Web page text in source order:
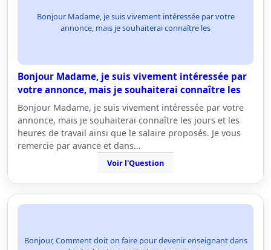
Bonjour Madame, je suis vivement intéressée par votre
annonce, mais je souhaiterai connaître les
Bonjour Madame, je suis vivement intéressée par
votre annonce, mais je souhaiterai connaître les
Bonjour Madame, je suis vivement intéressée par votre
annonce, mais je souhaiterai connaître les jours et les
heures de travail ainsi que le salaire proposés. Je vous
remercie par avance et dans…
Voir l'Question
Bonjour, Comment doit on faire pour devenir enseignant dans